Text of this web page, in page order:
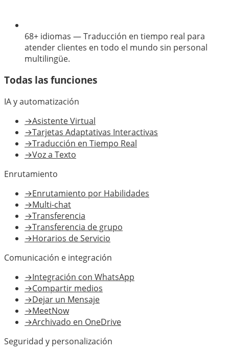
68+ idiomas —Traducción en tiempo real para
atender clientes en todo el mundo sin personal
multilingüe.
Todas las funciones
IA y automatización
→Asistente Virtual
→Tarjetas Adaptativas Interactivas
→Traducción en Tiempo Real
→Voz a Texto
Enrutamiento
→Enrutamiento por Habilidades
→Multi-chat
→Transferencia
→Transferencia de grupo
→Horarios de Servicio
Comunicación e integración
→Integración con WhatsApp
→Compartir medios
→Dejar un Mensaje
→MeetNow
→Archivado en OneDrive
Seguridad y personalización